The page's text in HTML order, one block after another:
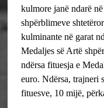
kulmore janë ndarë
shpërblimeve
kulminante në garat
Medaljes së Artë
ndërsa fituesja e
euro. Ndërsa, trajneri
fituesve, 10 mijë,